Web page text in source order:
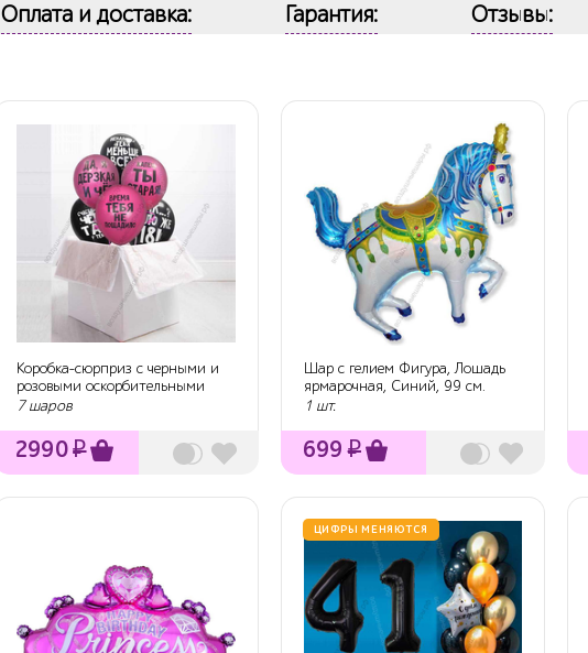
Оплата и доставка: Гарантия: Отзывы:
Коробка-сюрприз с черными и
розовыми оскорбительными
шарами же...
7 шаров
2990₽
Шар с гелием Фигура, Лошадь
ярмарочная, Синий, 99 см.
1 шт.
699 ₽
ЦИФРЫ МЕНЯЮТСЯ